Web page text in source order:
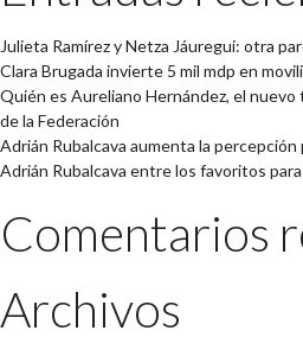
Julieta Ramírez y Netza Jáuregui: otra
Clara Brugada invierte 5 mil mdp en
Quién es Aureliano Hernández, el
de la Federación
Adrián Rubalcava aumenta la
Adrián Rubalcava entre los favoritos
Comentarios
Archivos